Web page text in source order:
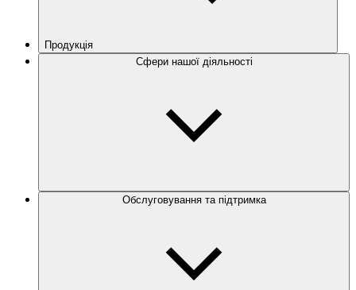
Продукція
Сфери нашої діяльності
Обслуговування та підтримка